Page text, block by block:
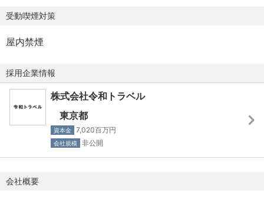
【具体的な業務内容】
・メディアリレーションの構築
・各種お問い合わせ、取材の対応
・プレスリリースの企画・作成
・各種調査やイベントの実施
・危機管理広報（リスク対応）
◆Focus
仕事以外にフォーカスしたいことがあるときに、一定期
間、働く時間を短縮することができます。
◆New Family休暇
出産される方だけでなくパートナーの方も一緒に、あたら
しい家族を迎える準備がしやすくなるように有給休暇を取
得できます。
たな気づき」を得られるように、メンバー限定価格で旅行
受動喫煙対策
屋内禁煙
採用企業情報
株式会社令和トラベル
東京都
資本金 7,020百万円
会社規模 非公開
会社概要